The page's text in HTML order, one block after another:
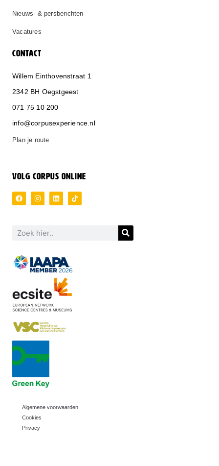
Nieuws- & persberichten
Vacatures
CONTACT
Willem Einthovenstraat 1
2342 BH Oegstgeest
071 75 10 200
info@corpusexperience.nl
Plan je route
VOLG CORPUS ONLINE
Algemene voorwaarden
Cookies
Privacy